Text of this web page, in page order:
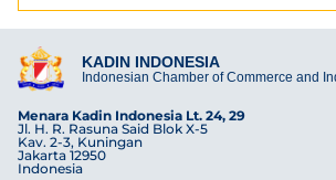
KADIN INDONESIA
Indonesian Chamber of Commerce and
Menara Kadin Indonesia Lt. 24, 29
Jl. H. R. Rasuna Said Blok X-5
Kav. 2-3, Kuningan
Jakarta 12950
Indonesia